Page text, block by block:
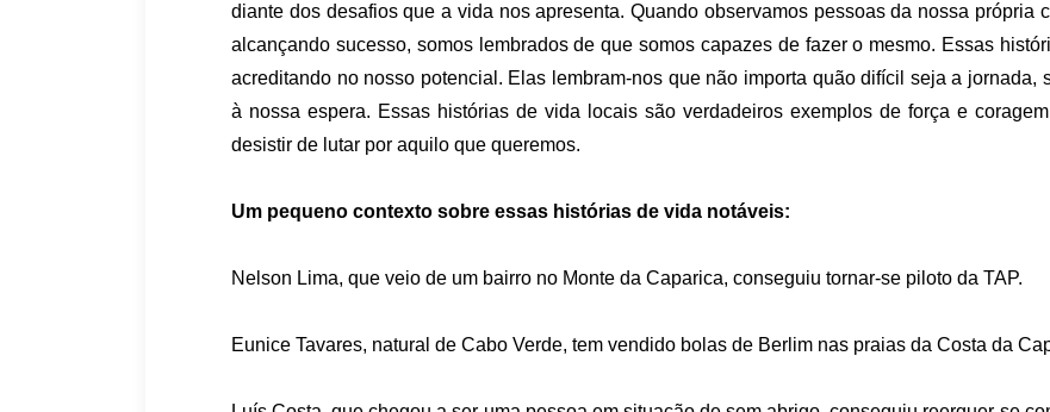
diante dos desafios que a vida nos apresenta. Quando observamos pessoas da nossa própria
alcançando sucesso, somos lembrados de que somos capazes de fazer o mesmo. Essas
acreditando no nosso potencial. Elas lembram-nos que não importa quão difícil seja a jornada,
à nossa espera. Essas histórias de vida locais são verdadeiros exemplos de força e
desistir de lutar por aquilo que queremos.
Um pequeno contexto sobre essas histórias de vida notáveis:
Nelson Lima, que veio de um bairro no Monte da Caparica, conseguiu tornar-se piloto da TAP.
Eunice Tavares, natural de Cabo Verde, tem vendido bolas de Berlim nas praias da Costa da